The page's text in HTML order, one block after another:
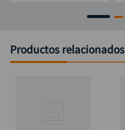
Productos relacionados